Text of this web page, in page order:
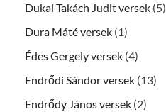
Dukai Takách Judit versek (5)
Dura Máté versek (1)
Édes Gergely versek (4)
Endrődi Sándor versek (13)
Endrődy János versek (2)